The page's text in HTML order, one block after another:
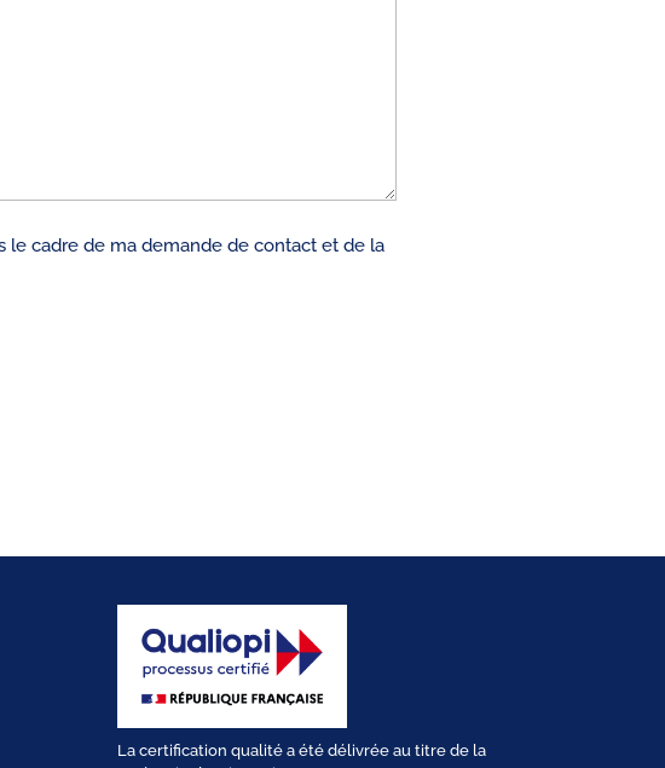
le cadre de ma demande de contact et de la
La certification qualité a été délivrée au titre de la